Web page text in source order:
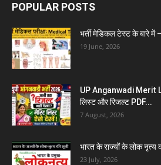
POPULAR POSTS
भर्ती मेडिकल टेस्ट के बारे
19 June, 2026
UP Anganwadi Merit
लिस्ट और रिजल्ट PDF...
7 August, 2026
भारत के राज्यों के लोक
23 July, 2026